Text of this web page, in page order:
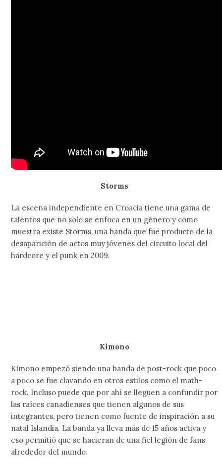
Storms
La escena independiente en Croacia tiene una gama de
talentos que no solo se enfoca en un género y como
muestra existe Storms, una banda que fue producto de la
desaparición de actos muy jóvenes del circuito local del
hardcore y el punk en 2009.
Kimono
Kimono empezó siendo una banda de post-rock que poco
a poco se fue clavando en otros estilos como el math-
rock. Incluso puede que por ahí se lleguen a confundir por
las raíces canadienses que tienen algunos de sus
integrantes, pero tienen como fuente de inspiración a su
natal Islandia. La banda ya lleva más de 15 años activa y
eso permitió que se hacieran de una fiel legión de fans
alrededor del mundo.